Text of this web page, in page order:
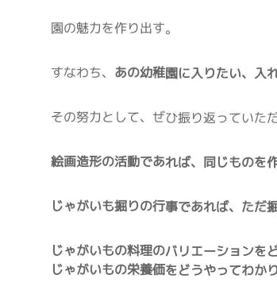
園の魅力を作り出す。
すなわち、 あの幼稚園に入りたい、入
その努力として、ぜひ振り返っていた
絵画造形の活動であれば、同じものを
じゃがいも掘りの行事であれば、ただ
じゃがいもの料理のバリエーションを
じゃがいもの栄養価をどうやってわか